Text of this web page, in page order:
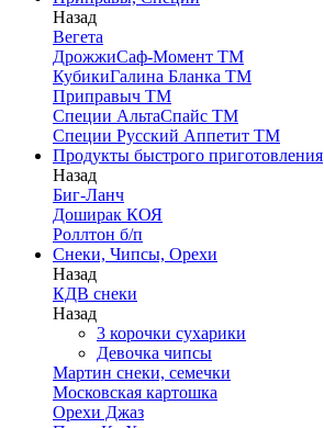
Назад
Вегета
ДрожжиСаф-Момент ТМ
КубикиГалина Бланка ТМ
Приправыч ТМ
Специи АльтаСпайс ТМ
Специи Русский Аппетит ТМ
Продукты быстрого приготовления
Назад
Биг-Ланч
Доширак КОЯ
Роллтон б/п
Снеки, Чипсы, Орехи
Назад
КДВ снеки
Назад
3 корочки сухарики
Девочка чипсы
Мартин снеки, семечки
Московская картошка
Орехи Джаз